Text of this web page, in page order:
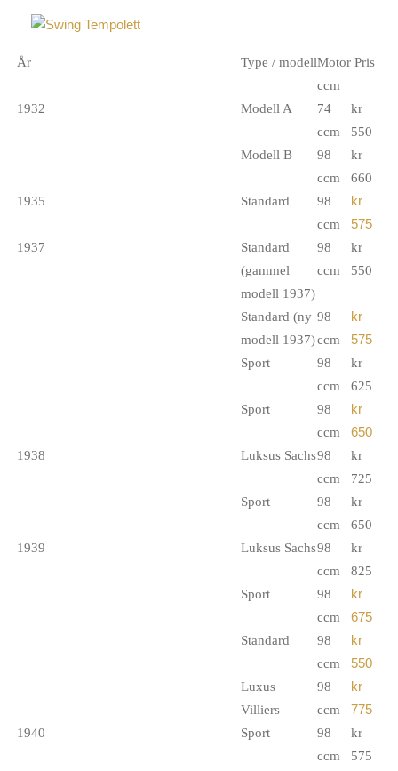
År Type / modellMotor
ccm
Pris
1932 Modell A
74
ccm
kr
550
Modell B
98
ccm
kr
660
1935
Standard
98
ccm
kr
575
1937
Standard
(gammel
modell 1937)
98
ccm
kr
550
Standard (ny
modell 1937)
98
ccm
kr
575
Sport
98
ccm
kr
625
Sport
98
ccm
kr
650
1938
Luksus Sachs98
ccm
kr
725
Sport
98
ccm
kr
650
1939
Luksus Sachs98
ccm
kr
825
Sport
98
ccm
kr
675
Standard
98
ccm
kr
550
Luxus
Villiers
98
ccm
kr
775
1940
Sport
98
ccm
kr
575